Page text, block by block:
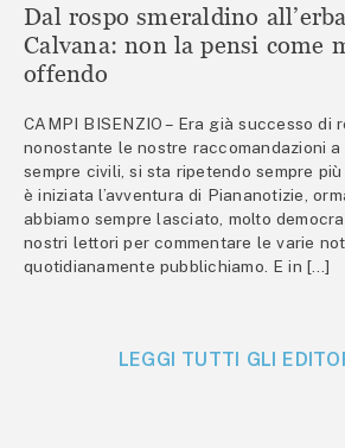
Dal rospo smeraldino
Calvana: non la pensi come
offendo
CAMPI BISENZIO – Era già successo di
nonostante le nostre raccomandazioni
sempre civili, si sta ripetendo sempre
è iniziata l’avventura di Piananotizie,
abbiamo sempre lasciato, molto
nostri lettori per commentare le varie
quotidianamente pubblichiamo. E in […]
LEGGI TUTTI GLI